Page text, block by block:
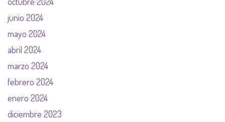
junio 2024
mayo 2024
abril 2024
marzo 2024
febrero 2024
enero 2024
diciembre 2023